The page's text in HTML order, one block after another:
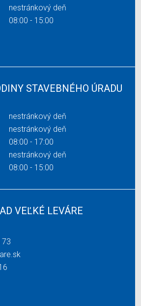
nestránkový deň
08:00 - 15:00
STAVEBNÉHO ÚRADU
nestránkový deň
nestránkový deň
08:00 - 17:00
nestránkový deň
08:00 - 15:00
VEĽKÉ LEVÁRE
73